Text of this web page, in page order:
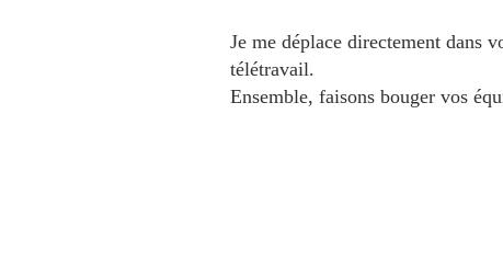
Je me déplace directement dans
télétravail.
Ensemble, faisons bouger vos